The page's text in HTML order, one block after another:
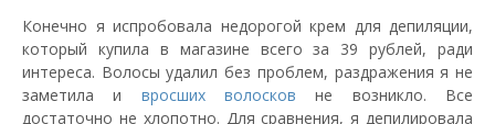
Конечно я испробовала недорогой крем для депиляции,
который купила в магазине всего за 39 рублей, ради
интереса. Волосы удалил без проблем, раздражения я не
заметила и вросших волосков не возникло. Все
достаточно не хлопотно. Для сравнения, я депилировала